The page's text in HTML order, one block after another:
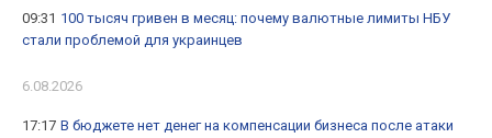
09:31 100 тысяч гривен в месяц: почему валютные лимиты НБУ
стали проблемой для украинцев
6.08.2026
17:17 В бюджете нет денег на компенсации бизнеса после атаки